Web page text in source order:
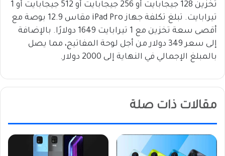
تخزين 128 جيجابايت أو 256 جيجابايت أو 512 جيجابايت أو 1
تيرابايت. تبلغ تكلفة جهاز iPad Pro مقاس 12.9 بوصة مع
أقصى سعة تخزين مع 1 تيرابايت 1649 دولارًا. بالإضافة
إلى سعر 349 دولار من أجل لوحة المفاتيح، مما يصل
بالمبلغ الإجمالي في النهاية إلى 2000 دولار.
مقالات ذات صلة